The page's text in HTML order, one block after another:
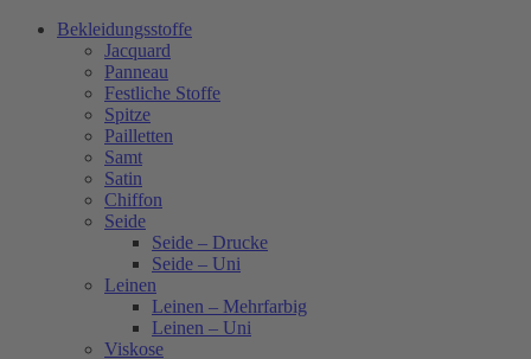
Bekleidungsstoffe
Jacquard
Panneau
Festliche Stoffe
Spitze
Pailletten
Samt
Satin
Chiffon
Seide
Seide – Drucke
Seide – Uni
Leinen
Leinen – Mehrfarbig
Leinen – Uni
Viskose